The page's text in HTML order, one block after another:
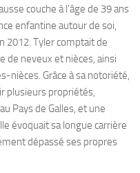
couche à l’âge de 39 ans
enfantine autour de soi,
2012. Tyler comptait de
de neveux et nièces, ainsi
Grâce à sa notoriété,
plusieurs propriétés,
Pays de Galles, et une
évoquait sa longue carrière
dépassé ses propres